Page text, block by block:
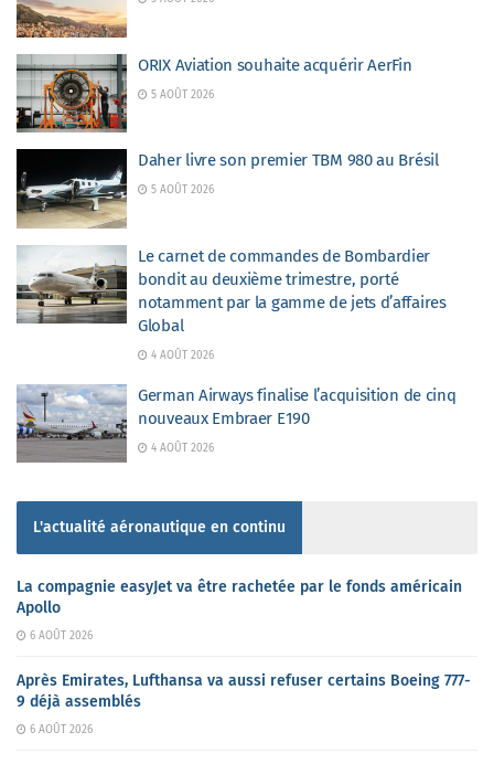
ORIX Aviation souhaite acquérir AerFin
5 AOÛT 2026
Daher livre son premier TBM 980 au Brésil
5 AOÛT 2026
Le carnet de commandes de Bombardier
bondit au deuxième trimestre, porté
notamment par la gamme de jets d’affaires
Global
4 AOÛT 2026
German Airways finalise l’acquisition de cinq
nouveaux Embraer E190
4 AOÛT 2026
L'actualité aéronautique en continu
La compagnie easyJet va être rachetée par le fonds américain
Apollo
6 AOÛT 2026
Après Emirates, Lufthansa va aussi refuser certains Boeing 777-
9 déjà assemblés
6 AOÛT 2026